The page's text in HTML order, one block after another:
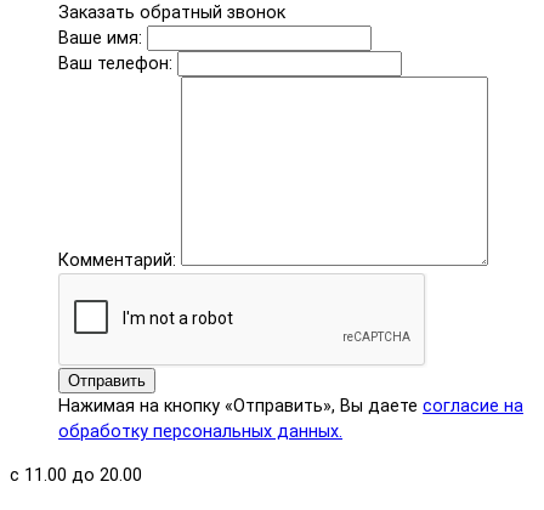
Заказать обратный звонок
Ваше имя:
Ваш телефон:
Комментарий:
Отправить
Нажимая на кнопку «Отправить», Вы даете согласие на
обработку персональных данных.
с 11.00 до 20.00